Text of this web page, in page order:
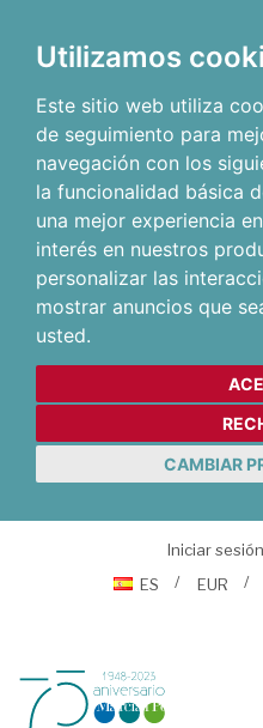
Utilizamos
Este sitio web utiliza
de seguimiento para
navegación con los
la funcionalidad básica
una mejor experiencia
interés en nuestros
personalizar las
mostrar anuncios que
usted.
CAMBIAR
Iniciar sesión
ES
EUR